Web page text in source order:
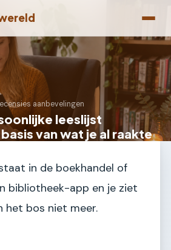
aanbevelingen
leeslijst
van wat je al raakte
in de boekhandel of
bibliotheek-app en je ziet
het bos niet meer.